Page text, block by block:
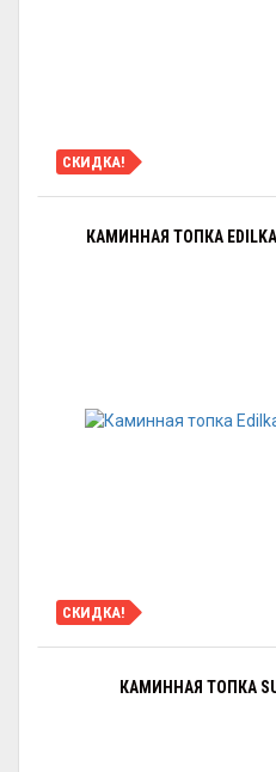
СКИДКА!
КАМИННАЯ ТОПКА
СКИДКА!
КАМИННАЯ ТОПКА